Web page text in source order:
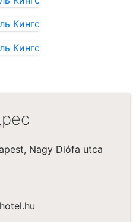
Nagy Diófa utca